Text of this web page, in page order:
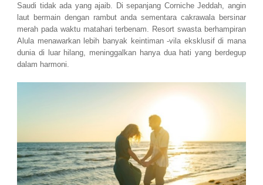
Saudi tidak ada yang ajaib. Di sepanjang Corniche Jeddah, angin
laut bermain dengan rambut anda sementara cakrawala bersinar
merah pada waktu matahari terbenam. Resort swasta berhampiran
Alula menawarkan lebih banyak keintiman -vila eksklusif di mana
dunia di luar hilang, meninggalkan hanya dua hati yang berdegup
dalam harmoni.